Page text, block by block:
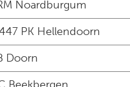
Noardburgum
PK Hellendoorn
Doorn